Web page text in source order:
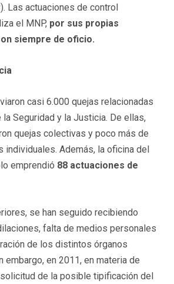
Las actuaciones de control
el MNP, por sus propias
siempre de oficio.
casi 6.000 quejas relacionadas
Seguridad y la Justicia. De ellas,
quejas colectivas y poco más de
individuales. Además, la oficina del
emprendió 88 actuaciones de
se han seguido recibiendo
falta de medios personales
de los distintos órganos
embargo, en 2011, en materia de
de la posible tipificación del